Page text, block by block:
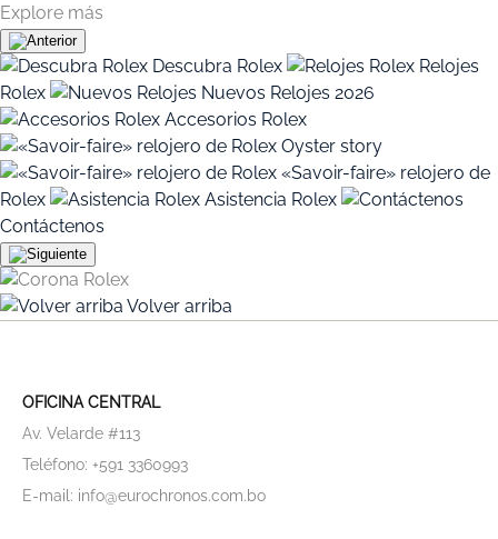
Explore más
Descubra Rolex
Relojes
Rolex
Nuevos Relojes 2026
Accesorios Rolex
Oyster story
«Savoir-faire» relojero de
Rolex
Asistencia Rolex
Contáctenos
Volver arriba
OFICINA CENTRAL
Av. Velarde #113
Teléfono: +591 3360993
E-mail: info@eurochronos.com.bo